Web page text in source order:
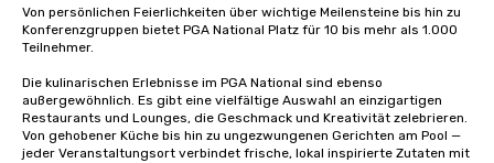
Von persönlichen Feierlichkeiten über wichtige Meilensteine bis hin zu
Konferenzgruppen bietet PGA National Platz für 10 bis mehr als 1.000
Teilnehmer.
Die kulinarischen Erlebnisse im PGA National sind ebenso
außergewöhnlich. Es gibt eine vielfältige Auswahl an einzigartigen
Restaurants und Lounges, die Geschmack und Kreativität zelebrieren.
Von gehobener Küche bis hin zu ungezwungenen Gerichten am Pool —
jeder Veranstaltungsort verbindet frische, lokal inspirierte Zutaten mit